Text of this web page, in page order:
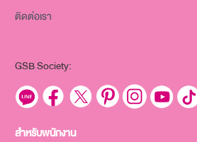
ติดต่อเรา
GSB Society:
สำหรับพนักงาน